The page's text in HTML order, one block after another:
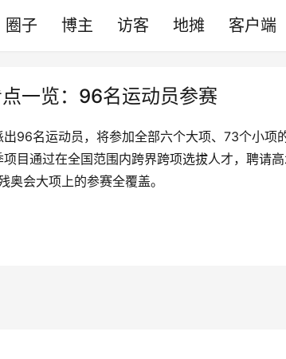
圈子 博主 访客 地摊 客户端
一览：96名运动员参赛
96名运动员，将参加全部六个大项、73个小项
目通过在全国范围内跨界跨项选拔人才，聘请
会大项上的参赛全覆盖。